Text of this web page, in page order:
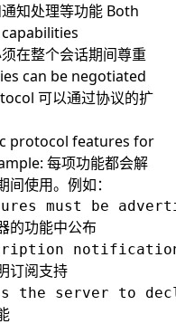
知处理等功能 Both
在整个会话期间尊重
can be negotiated
可以通过协议的扩
protocol features for
每项功能都会解
使用。例如：
must be
的功能中公布
订阅支持
the server to